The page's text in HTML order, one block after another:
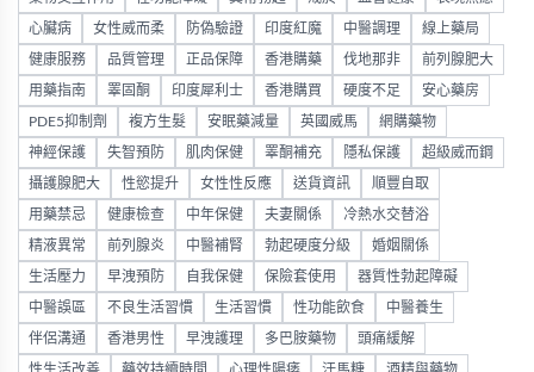
心臟病 女性威而柔 防偽驗證 印度紅魔 中醫調理 線上藥局
健康服務 品質管理 正品保障 香港購藥 伐地那非 前列腺肥大
用藥指南 睪固酮 印度犀利士 香港購買 硬度不足 安心藥房
PDE5抑制劑 複方生髮 安眠藥減量 英國威馬 網購藥物
神經保護 失智預防 肌肉保健 睪酮補充 隱私保護 超級威而鋼
攝護腺肥大 性慾提升 女性性反應 送貨資訊 順豐自取
用藥禁忌 健康檢查 中年保健 夫妻關係 冷熱水交替浴
精液異常 前列腺炎 中醫補腎 勃起硬度分級 婚姻關係
生活壓力 早洩預防 自我保健 保險套使用 器質性勃起障礙
中醫誤區 不良生活習慣 生活習慣 性功能飲食 中醫養生
伴侶溝通 香港男性 早洩護理 多巴胺藥物 頭痛緩解